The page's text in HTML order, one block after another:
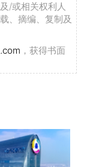
/或相关权利人
、摘编、复制及
，获得书面